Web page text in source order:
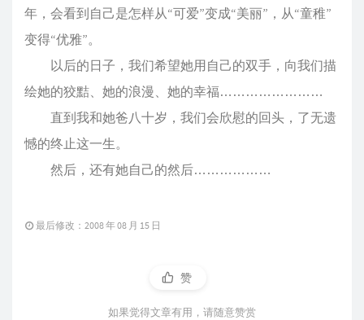
年，会看到自己是怎样从“可爱”变成“美丽”，从“童稚”
变得“优雅”。
以后的日子，我们希望她用自己的双手，向我们描
绘她的狡黠、她的浪漫、她的幸福……………………
直到我和她爸八十岁，我们会欣慰的回头，了无遗
憾的终止这一生。
然后，还有她自己的然后………………
最后修改：2008 年 08 月 15 日
赞
如果觉得文章有用，请随意赞赏